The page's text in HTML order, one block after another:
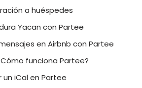
a huéspedes
Yacan con Partee
en Airbnb con Partee
funciona Partee?
iCal en Partee